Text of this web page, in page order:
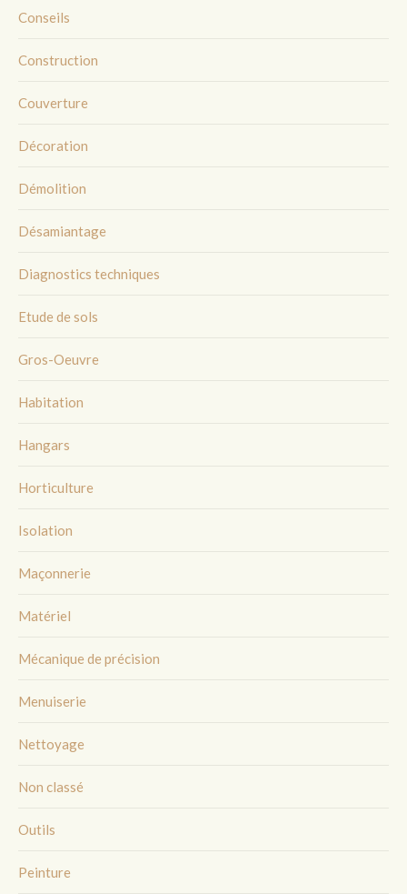
Conseils
Construction
Couverture
Décoration
Démolition
Désamiantage
Diagnostics techniques
Etude de sols
Gros-Oeuvre
Habitation
Hangars
Horticulture
Isolation
Maçonnerie
Matériel
Mécanique de précision
Menuiserie
Nettoyage
Non classé
Outils
Peinture